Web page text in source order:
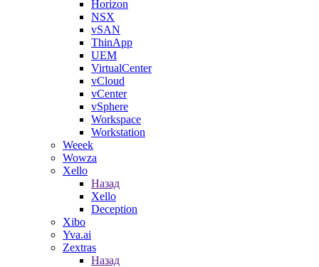
Horizon
NSX
vSAN
ThinApp
UEM
VirtualCenter
vCloud
vCenter
vSphere
Workspace
Workstation
Weeek
Wowza
Xello
Назад
Xello
Deception
Xibo
Yva.ai
Zextras
Назад